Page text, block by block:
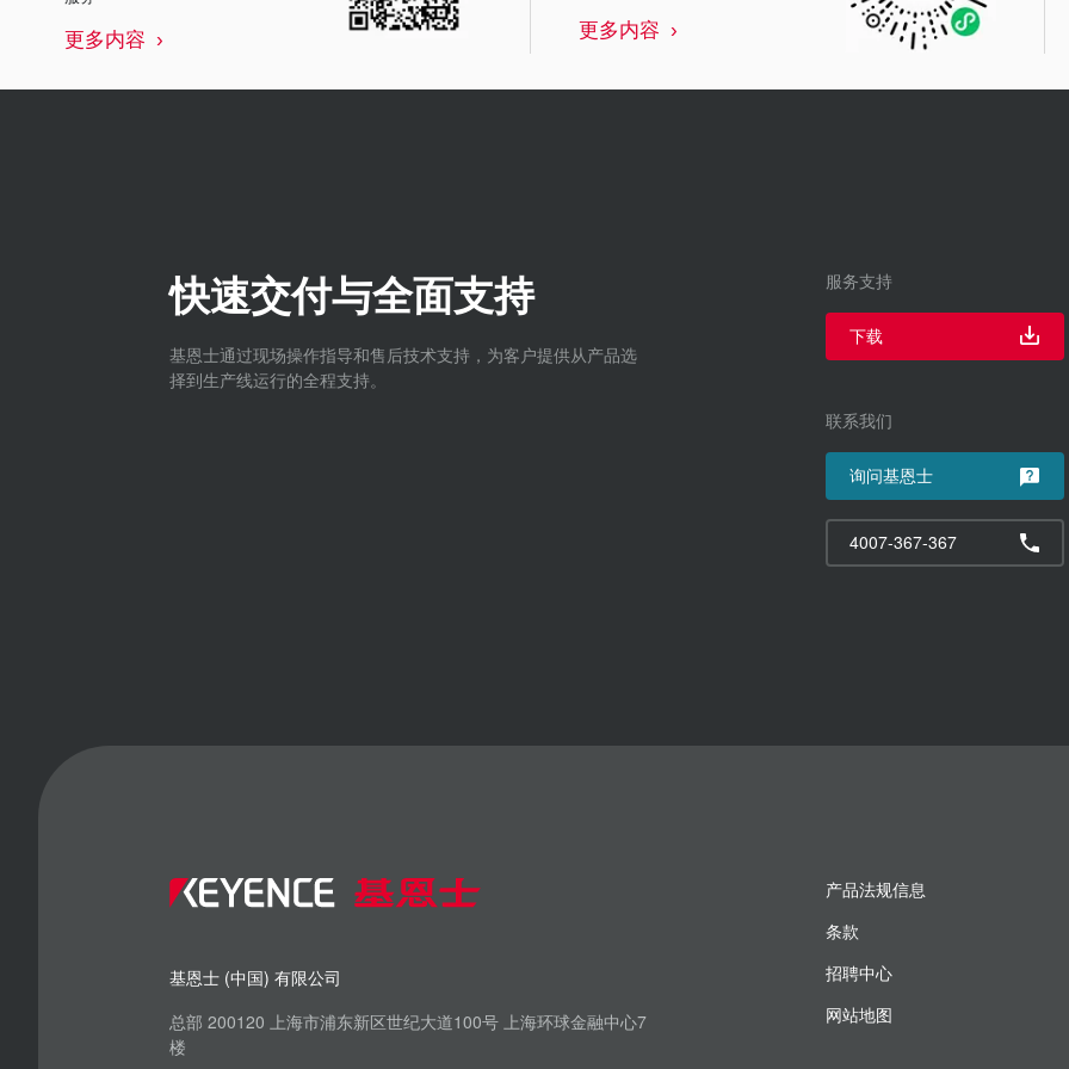
更多内容 更多内容
快速交付与全面支持
基恩士通过现场操作指导和售后技术支持，为客户提供从产品选
择到生产线运行的全程支持。
服务支持
下载
联系我们
询问基恩士
4007-367-367
基恩士 (中国) 有限公司
总部 200120 上海市浦东新区世纪大道100号 上海环球金融中心7
楼
产品法规信息
条款
招聘中心
网站地图